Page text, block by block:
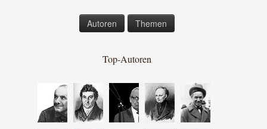
Autoren Themen
Top-Autoren